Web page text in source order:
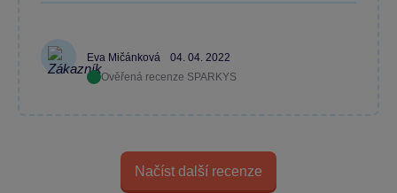
Eva Mičánková
04. 04. 2022
Ověřená recenze SPARKYS
Načíst další recenze